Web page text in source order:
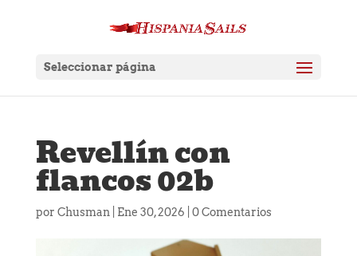
Seleccionar página
Revellín con
flancos 02b
por Chusman Ene 30, 2026 0 Comentarios